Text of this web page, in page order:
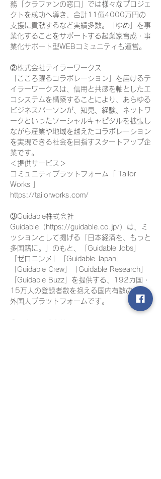
務「クラファンの窓口」では様々なプロジェ
クトを成功へ導き、合計11億4000万円の
支援に貢献するなど実績多数。「ゆめ」を事
業化することをサポートする起業家育成・事
業化サポート型WEBコミュニティも運営。
②株式会社テイラーワークス
「こころ躍るコラボレーション」を届けるテ
イラーワークスは、信用と共感を軸としたエ
コシステムを構築することにより、あらゆる
ビジネスパーソンが、知見、経験、ネットワ
ークといったソーシャルキャピタルを拡張し
ながら産業や地域を越えたコラボレーション
を実現できる社会を目指すスタートアップ企
業です。
＜提供サービス＞
コミュニティプラットフォーム「 Tailor
Works 」
https://tailorworks.com/
③Guidable株式会社
Guidable（https://guidable.co.jp/）は、ミ
ッションとして掲げる「日本経済を、もっと
多国籍に。」のもと、「Guidable Jobs」
「ゼロニンメ」「Guidable Japan」
「Guidable Crew」「Guidable Research」
「Guidable Buzz」を提供する、192カ国・
15万人の登録者数を抱える国内有数の在留
外国人プラットフォームです。